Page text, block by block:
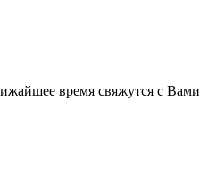
время свяжутся с Вами